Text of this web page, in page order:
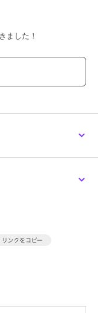
ました！
ティのおおきなお腹も
コットンリブパンツ
ンドをロックミシンの